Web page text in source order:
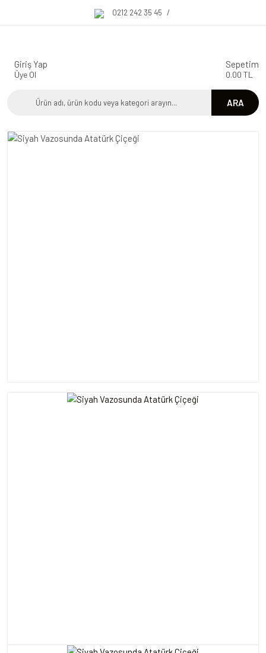
0212 242 35 45 /
ARA
Giriş Yap
Üye Ol
Sepetim
0.00 TL